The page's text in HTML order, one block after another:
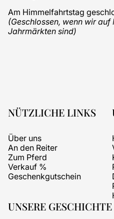
UNSERE GESCHICHTE
Am Himmelfahrtstag
(Geschlossen, wenn wir auf
Jahrmärkten sind)
NÜTZLICHE LINKS
Über uns
An den Reiter
Zum Pferd
Verkauf %
Geschenkgutschein